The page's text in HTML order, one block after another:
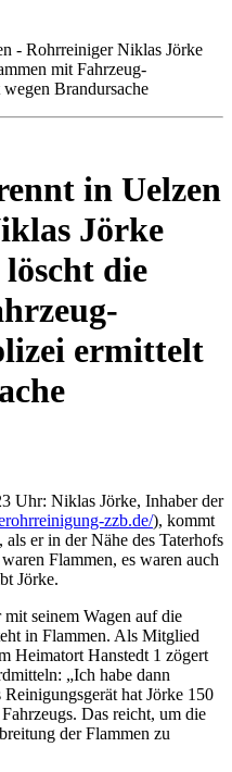
- Rohrreiniger Niklas Jörke
mit Fahrzeug-
Brandursache
in Uelzen
Jörke
die
ermittelt
Uhr: Niklas Jörke, Inhaber der
zzb.de/), kommt
er in der Nähe des Taterhofs
Flammen, es waren auch
Jörke.
seinem Wagen auf die
in Flammen. Als Mitglied
Heimatort Hanstedt 1 zögert
„Ich habe dann
hat Jörke 150
Das reicht, um die
der Flammen zu